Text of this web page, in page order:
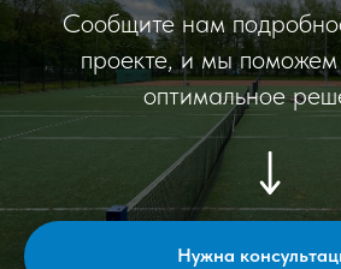
Сообщите нам
проекте, и мы
оптимальное
Нужна